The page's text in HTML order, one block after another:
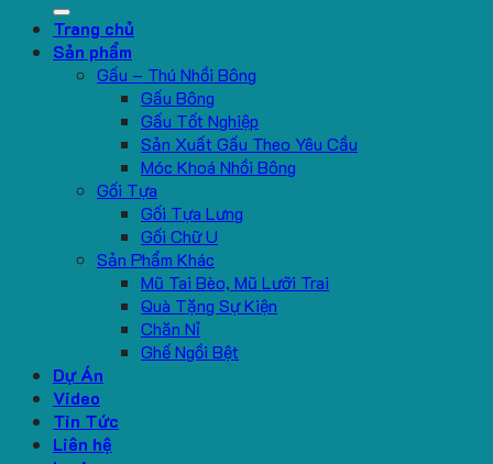
Trang chủ
Sản phẩm
Gấu – Thú Nhồi Bông
Gấu Bông
Gấu Tốt Nghiệp
Sản Xuất Gấu Theo Yêu Cầu
Móc Khoá Nhồi Bông
Gối Tựa
Gối Tựa Lưng
Gối Chữ U
Sản Phẩm Khác
Mũ Tai Bèo, Mũ Lưỡi Trai
Quà Tặng Sự Kiện
Chăn Nỉ
Ghế Ngồi Bệt
Dự Án
Video
Tin Tức
Liên hệ